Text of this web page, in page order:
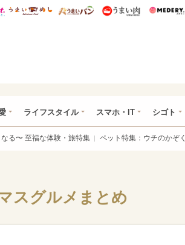
総研 ディズニー特集
mimot. うまいめし うまいパン うまい肉
ライフスタイル スマホ・IT シゴト
る〜 至福な体験・旅特集 ペット特集：ウチのかぞく
スグルメまとめ